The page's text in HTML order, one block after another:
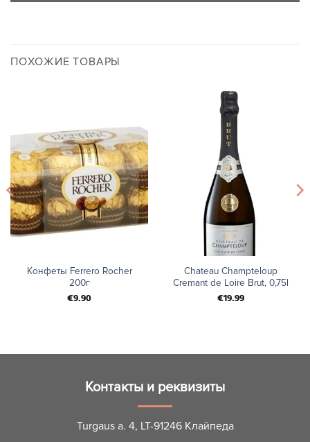
ПОХОЖИЕ ТОВАРЫ
Конфеты Ferrero Rocher
200г
€9.90
Chateau Champteloup
Cremant de Loire Brut, 0,75l
€19.99
Контакты и реквизиты
Turgaus a. 4, LT-91246 Клайпеда